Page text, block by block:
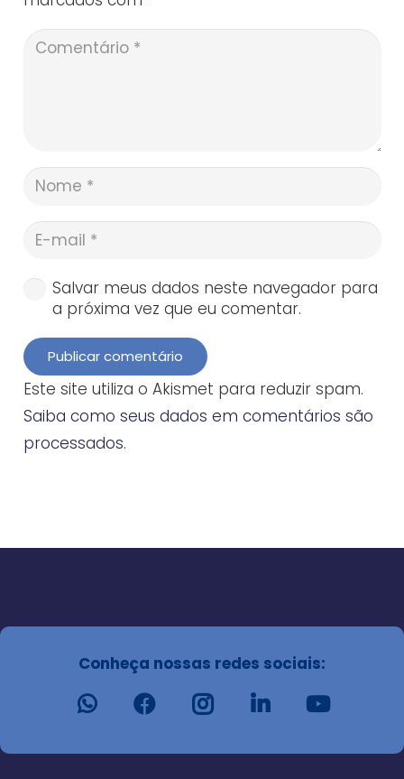
Salvar meus dados neste navegador para
a próxima vez que eu comentar.
Publicar comentário
Este site utiliza o Akismet para reduzir spam.
Saiba como seus dados em comentários são
processados.
Conheça nossas redes sociais: